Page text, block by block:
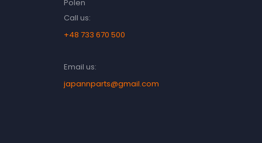
Polen
Call us:
+48 733 670 500
Email us:
japannparts@gmail.com